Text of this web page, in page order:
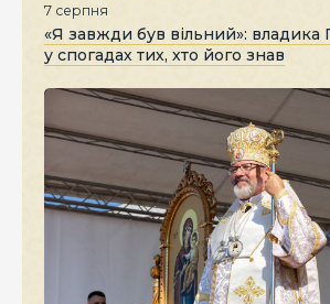
7 серпня
«Я завжди був вільний»: владика
у спогадах тих, хто його знав